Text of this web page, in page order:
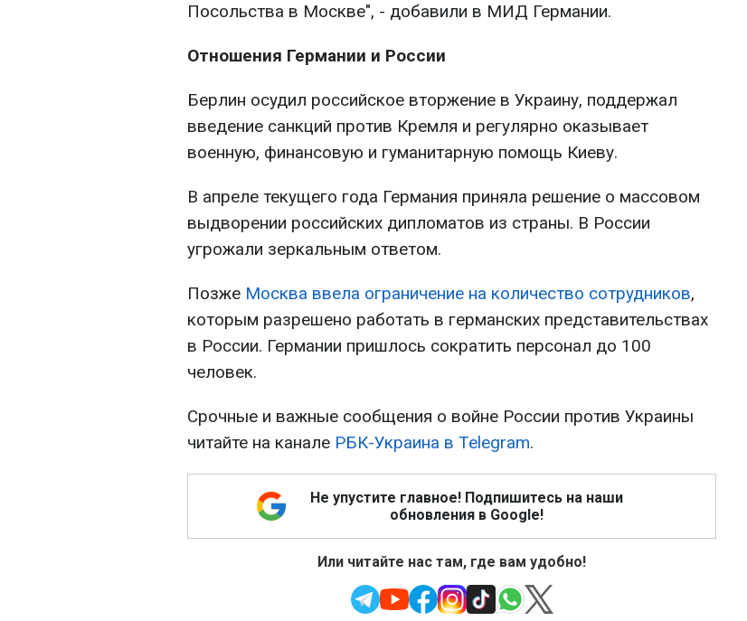
Посольства в Москве", - добавили в МИД Германии.
Отношения Германии и России
Берлин осудил российское вторжение в Украину, поддержал
введение санкций против Кремля и регулярно оказывает
военную, финансовую и гуманитарную помощь Киеву.
В апреле текущего года Германия приняла решение о массовом
выдворении российских дипломатов из страны. В России
угрожали зеркальным ответом.
Позже Москва ввела ограничение на количество сотрудников,
которым разрешено работать в германских представительствах
в России. Германии пришлось сократить персонал до 100
человек.
Срочные и важные сообщения о войне России против Украины
читайте на канале РБК-Украина в Telegram.
Не упустите главное! Подпишитесь на наши
обновления в Google!
Или читайте нас там, где вам удобно!